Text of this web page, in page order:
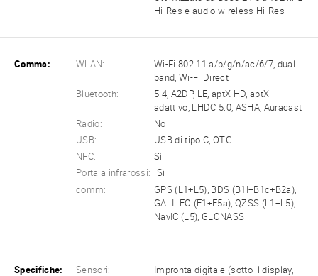
Hi-Res e audio wireless Hi-Res
Comms: WLAN:
Wi-Fi 802.11 a/b/g/n/ac/6/7, dual
band, Wi-Fi Direct
Bluetooth:
5.4, A2DP, LE, aptX HD, aptX
adattivo, LHDC 5.0, ASHA, Auracast
Radio:
No
USB:
USB di tipo C, OTG
NFC:
Sì
Porta a infrarossi:
Sì
comm:
GPS (L1+L5), BDS (B1I+B1c+B2a),
GALILEO (E1+E5a), QZSS (L1+L5),
NavIC (L5), GLONASS
Specifiche: Sensori:
Impronta digitale (sotto il display,